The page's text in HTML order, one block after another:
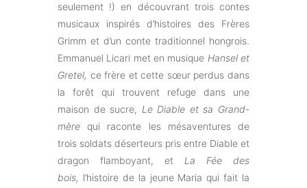
seulement !) en découvrant trois contes
musicaux inspirés d’histoires des Frères
Grimm et d’un conte traditionnel hongrois.
Emmanuel Licari met en musique Hansel et
Gretel, ce frère et cette sœur perdus dans
la forêt qui trouvent refuge dans une
maison de sucre, Le Diable et sa Grand-
mère qui raconte les mésaventures de
trois soldats déserteurs pris entre Diable et
dragon flamboyant, et La Fée des
bois, l’histoire de la jeune Maria qui fait la